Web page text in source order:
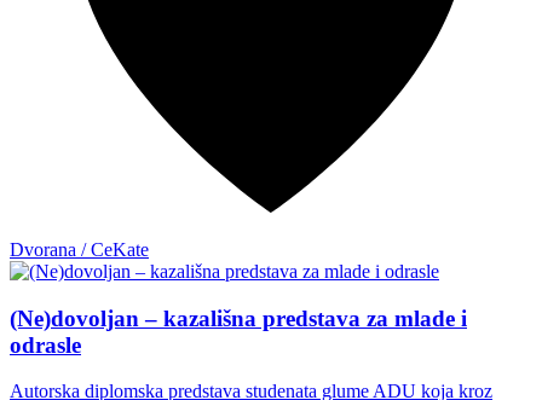
Dvorana / CeKate
(Ne)dovoljan – kazališna predstava za mlade i
odrasle
Autorska diplomska predstava studenata glume ADU koja kroz